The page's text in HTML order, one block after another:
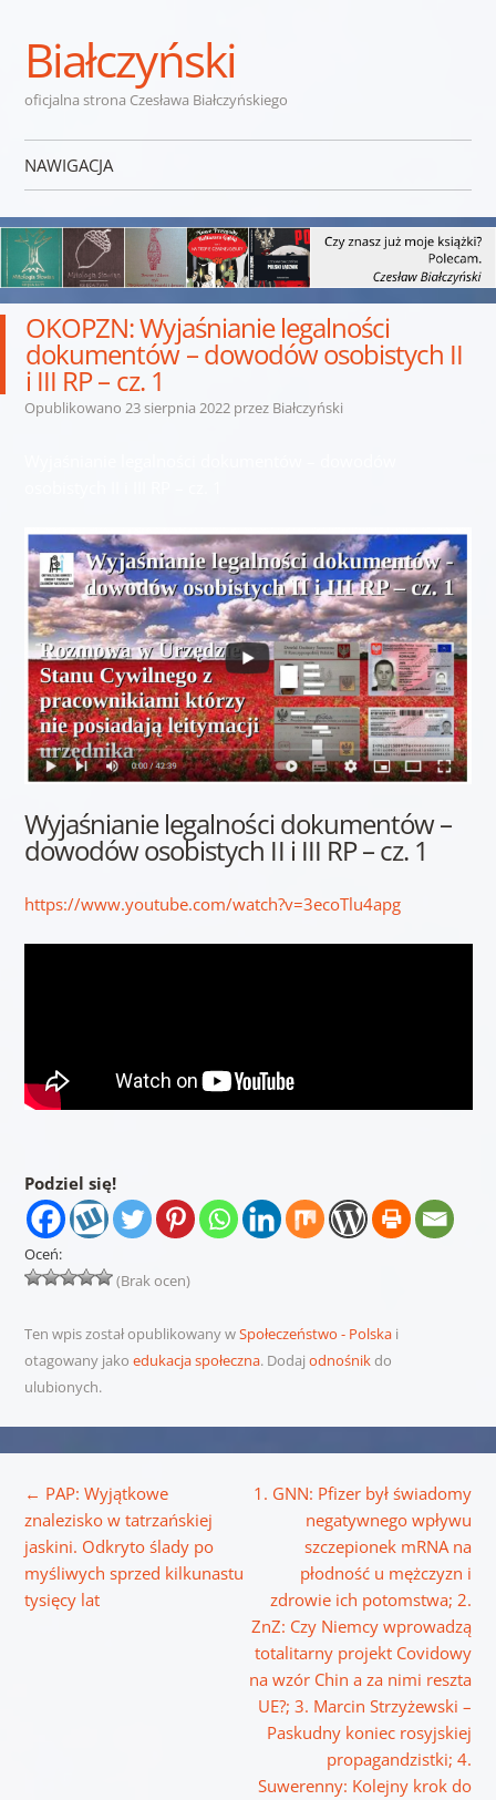
Białczyński
oficjalna strona Czesława Białczyńskiego
NAWIGACJA
OKOPZN: Wyjaśnianie legalności
dokumentów – dowodów osobistych II
i III RP – cz. 1
Opublikowano 23 sierpnia 2022przez Białczyński
Wyjaśnianie legalności dokumentów –
dowodów osobistych II i III RP – cz. 1
https://www.youtube.com/watch?v=3ecoTlu4apg
Podziel się!
Oceń:
(Brak ocen)
Ten wpis został opublikowany wSpołeczeństwo - Polskai
otagowany jako edukacja społeczna. Dodaj odnośnikdo
ulubionych.
← PAP: Wyjątkowe
znalezisko w tatrzańskiej
jaskini. Odkryto ślady po
myśliwych sprzed kilkunastu
tysięcy lat
1. GNN: Pfizer był świadomy
negatywnego wpływu
szczepionek mRNA na
płodność u mężczyzn i
zdrowie ich potomstwa; 2.
ZnZ: Czy Niemcy wprowadzą
totalitarny projekt Covidowy
na wzór Chin a za nimi reszta
UE?; 3. Marcin Strzyżewski –
Paskudny koniec rosyjskiej
propagandzistki; 4.
Suwerenny: Kolejny krok do